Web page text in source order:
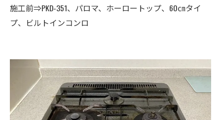
施工前⇒PKD-351、パロマ、ホーロートップ、60㎝タイ
プ、ビルトインコンロ